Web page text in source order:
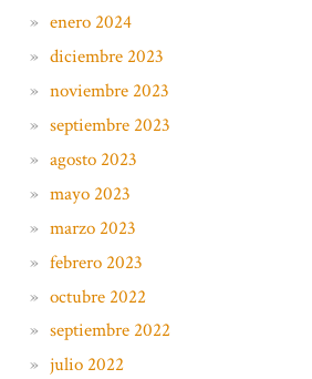
enero 2024
diciembre 2023
noviembre 2023
septiembre 2023
agosto 2023
mayo 2023
marzo 2023
febrero 2023
octubre 2022
septiembre 2022
julio 2022